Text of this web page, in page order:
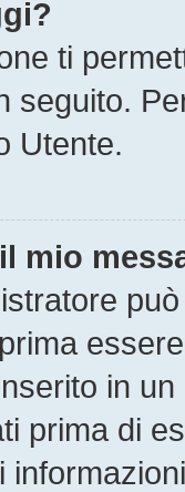
ti
seguito.
Utente.
mio
in
prima di